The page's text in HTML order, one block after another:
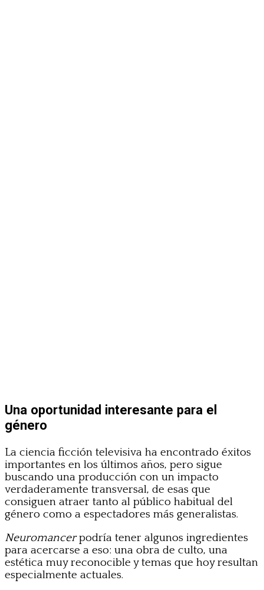
Una oportunidad interesante para el
género
La ciencia ficción televisiva ha encontrado éxitos
importantes en los últimos años, pero sigue
buscando una producción con un impacto
verdaderamente transversal, de esas que
consiguen atraer tanto al público habitual del
género como a espectadores más generalistas.
Neuromancerpodría tener algunos ingredientes
para acercarse a eso: una obra de culto, una
estética muy reconocible y temas que hoy resultan
especialmente actuales.